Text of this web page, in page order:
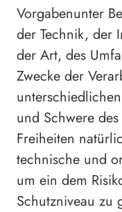
Vorgabenunter
der Technik, der
der Art, des
Zwecke der
und Schwere
Freiheiten
technische und
um ein dem
Schutzniveau zu